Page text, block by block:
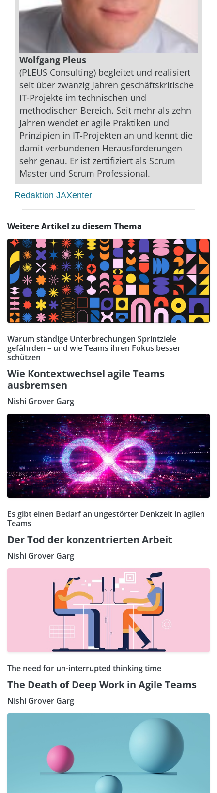
Wolfgang Pleus
(PLEUS Consulting) begleitet und realisiert
seit über zwanzig Jahren geschäftskritische
IT-Projekte im technischen und
methodischen Bereich. Seit mehr als zehn
Jahren wendet er agile Praktiken und
Prinzipien in IT-Projekten an und kennt die
damit verbundenen Herausforderungen
sehr genau. Er ist zertifiziert als Scrum
Master und Scrum Professional.
Redaktion JAXenter
Weitere Artikel zu diesem Thema
Warum ständige Unterbrechungen Sprintziele
gefährden – und wie Teams ihren Fokus besser
schützen
Wie Kontextwechsel agile Teams
ausbremsen
Nishi Grover Garg
Es gibt einen Bedarf an ungestörter Denkzeit in agilen
Teams
Der Tod der konzentrierten Arbeit
Nishi Grover Garg
The need for un-interrupted thinking time
The Death of Deep Work in Agile Teams
Nishi Grover Garg